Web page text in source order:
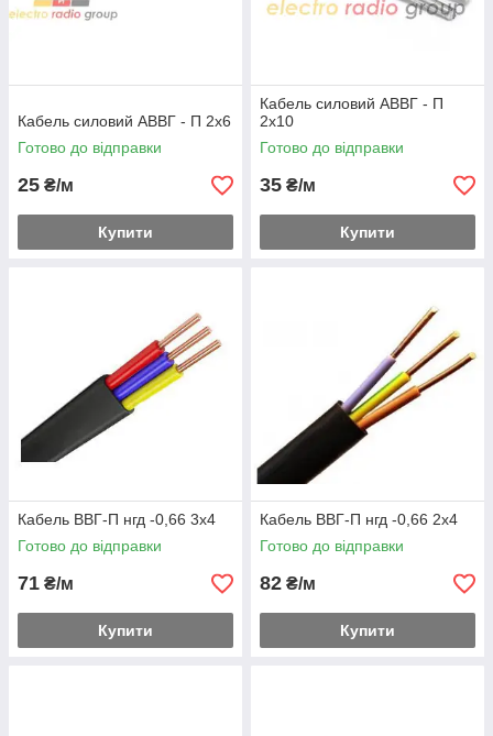
Кабель силовий АВВГ - П 2х6
Готово до відправки
25 ₴/м
Купити
Кабель силовий АВВГ - П
2х10
Готово до відправки
35 ₴/м
Купити
Кабель ВВГ-П нгд -0,66 3х4
Готово до відправки
71 ₴/м
Купити
Кабель ВВГ-П нгд -0,66 2х4
Готово до відправки
82 ₴/м
Купити